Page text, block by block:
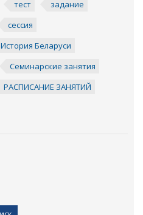
тест
задание
сессия
История Беларуси
Семинарские занятия
РАСПИСАНИЕ ЗАНЯТИЙ